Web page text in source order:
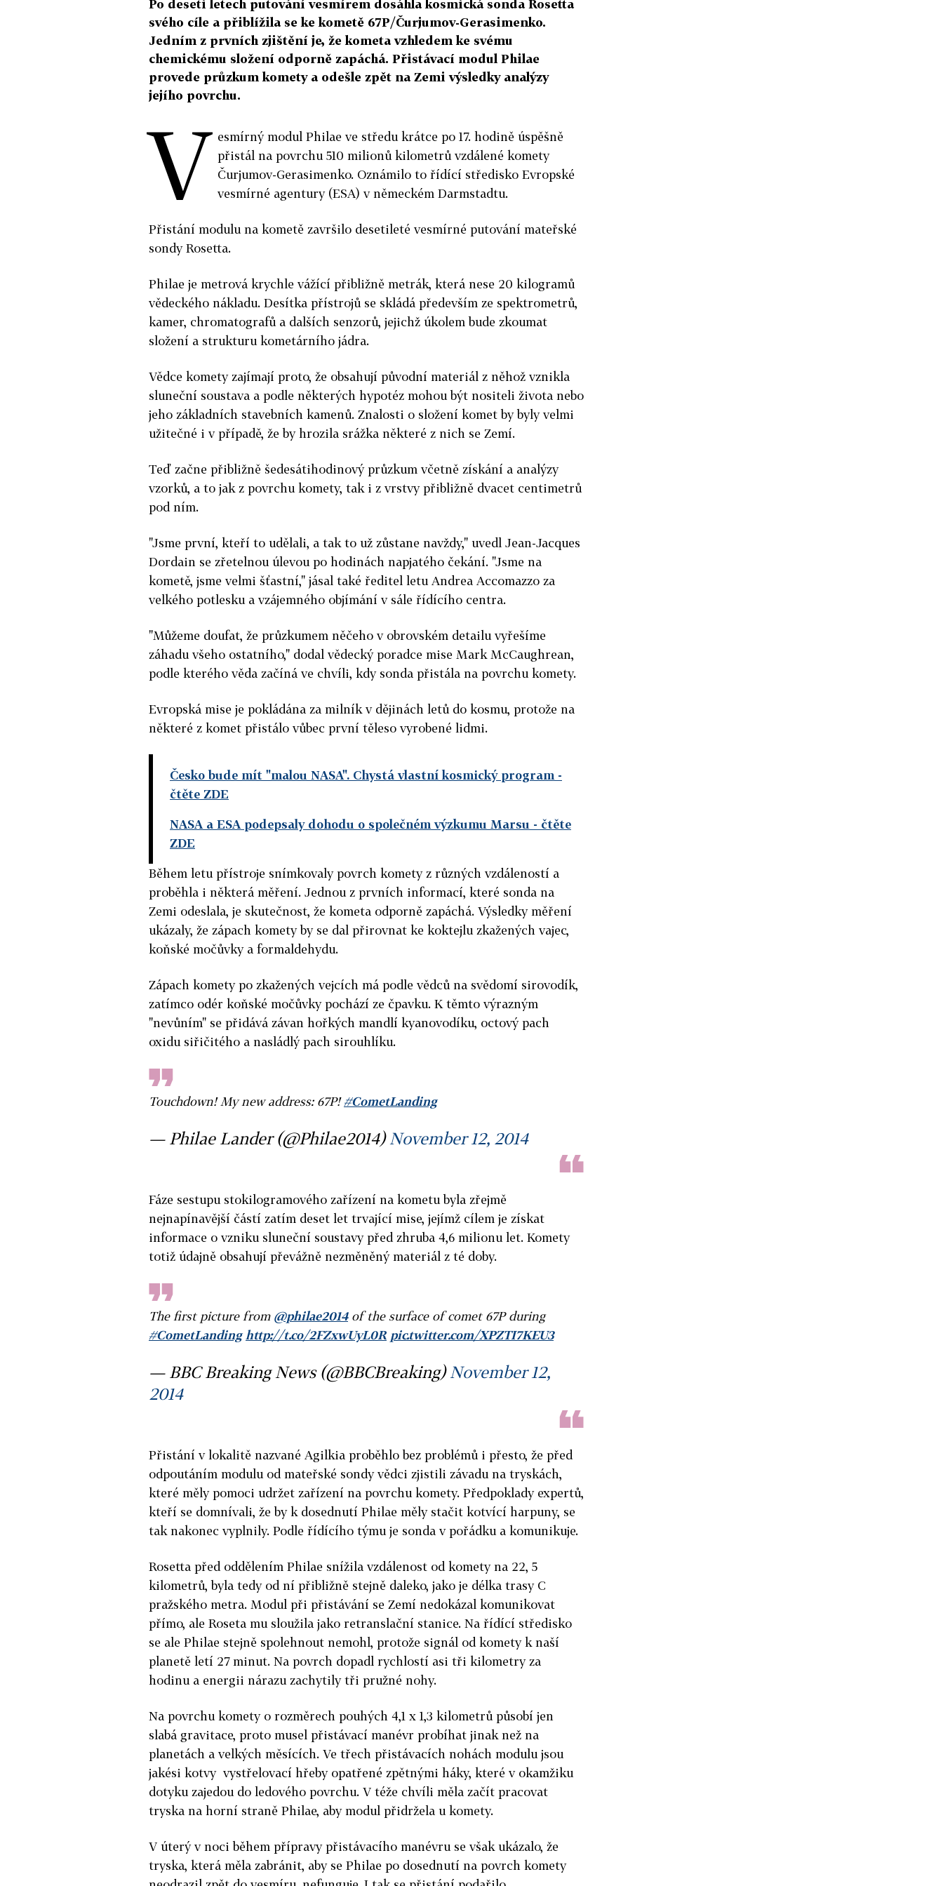
Po deseti letech putování vesmírem dosáhla kosmická sonda Rosetta
svého cíle a přiblížila se ke kometě 67P/Čurjumov-Gerasimenko.
Jedním z prvních zjištění je, že kometa vzhledem ke svému
chemickému složení odporně zapáchá. Přistávací modul Philae
provede průzkum komety a odešle zpět na Zemi výsledky analýzy
jejího povrchu.
V esmírný modul Philae ve středu krátce po 17. hodině úspěšně
přistál na povrchu 510 milionů kilometrů vzdálené komety
Čurjumov-Gerasimenko. Oznámilo to řídící středisko Evropské
vesmírné agentury (ESA) v německém Darmstadtu.
Přistání modulu na kometě završilo desetileté vesmírné putování mateřské
sondy Rosetta.
Philae je metrová krychle vážící přibližně metrák, která nese 20 kilogramů
vědeckého nákladu. Desítka přístrojů se skládá především ze spektrometrů,
kamer, chromatografů a dalších senzorů, jejichž úkolem bude zkoumat
složení a strukturu kometárního jádra.
Vědce komety zajímají proto, že obsahují původní materiál z něhož vznikla
sluneční soustava a podle některých hypotéz mohou být nositeli života nebo
jeho základních stavebních kamenů. Znalosti o složení komet by byly velmi
užitečné i v případě, že by hrozila srážka některé z nich se Zemí.
Teď začne přibližně šedesátihodinový průzkum včetně získání a analýzy
vzorků, a to jak z povrchu komety, tak i z vrstvy přibližně dvacet centimetrů
pod ním.
"Jsme první, kteří to udělali, a tak to už zůstane navždy," uvedl Jean-Jacques
Dordain se zřetelnou úlevou po hodinách napjatého čekání. "Jsme na
kometě, jsme velmi šťastní," jásal také ředitel letu Andrea Accomazzo za
velkého potlesku a vzájemného objímání v sále řídícího centra.
"Můžeme doufat, že průzkumem něčeho v obrovském detailu vyřešíme
záhadu všeho ostatního," dodal vědecký poradce mise Mark McCaughrean,
podle kterého věda začíná ve chvíli, kdy sonda přistála na povrchu komety.
Evropská mise je pokládána za milník v dějinách letů do kosmu, protože na
některé z komet přistálo vůbec první těleso vyrobené lidmi.
Česko bude mít "malou NASA". Chystá vlastní kosmický program -
čtěte ZDE
NASA a ESA podepsaly dohodu o společném výzkumu Marsu - čtěte
ZDE
Během letu přístroje snímkovaly povrch komety z různých vzdáleností a
proběhla i některá měření. Jednou z prvních informací, které sonda na
Zemi odeslala, je skutečnost, že kometa odporně zapáchá. Výsledky měření
ukázaly, že zápach komety by se dal přirovnat ke koktejlu zkažených vajec,
koňské močůvky a formaldehydu.
Zápach komety po zkažených vejcích má podle vědců na svědomí sirovodík,
zatímco odér koňské močůvky pochází ze čpavku. K těmto výrazným
"nevůním" se přidává závan hořkých mandlí kyanovodíku, octový pach
oxidu siřičitého a nasládlý pach sirouhlíku.
Touchdown! My new address: 67P!#CometLanding
— Philae Lander (@Philae2014) November 12, 2014
Fáze sestupu stokilogramového zařízení na kometu byla zřejmě
nejnapínavější částí zatím deset let trvající mise, jejímž cílem je získat
informace o vzniku sluneční soustavy před zhruba 4,6 milionu let. Komety
totiž údajně obsahují převážně nezměněný materiál z té doby.
The first picture from @philae2014of the surface of comet 67P during
#CometLanding http://t.co/2FZxwUyL0R pic.twitter.com/XPZTI7KEU3
— BBC Breaking News (@BBCBreaking) November 12,
2014
Přistání v lokalitě nazvané Agilkia proběhlo bez problémů i přesto, že před
odpoutáním modulu od mateřské sondy vědci zjistili závadu na tryskách,
které měly pomoci udržet zařízení na povrchu komety. Předpoklady expertů,
kteří se domnívali, že by k dosednutí Philae měly stačit kotvící harpuny, se
tak nakonec vyplnily. Podle řídícího týmu je sonda v pořádku a komunikuje.
Rosetta před oddělením Philae snížila vzdálenost od komety na 22, 5
kilometrů, byla tedy od ní přibližně stejně daleko, jako je délka trasy C
pražského metra. Modul při přistávání se Zemí nedokázal komunikovat
přímo, ale Roseta mu sloužila jako retranslační stanice. Na řídící středisko
se ale Philae stejně spolehnout nemohl, protože signál od komety k naší
planetě letí 27 minut. Na povrch dopadl rychlostí asi tři kilometry za
hodinu a energii nárazu zachytily tři pružné nohy.
Na povrchu komety o rozměrech pouhých 4,1 x 1,3 kilometrů působí jen
slabá gravitace, proto musel přistávací manévr probíhat jinak než na
planetách a velkých měsících. Ve třech přistávacích nohách modulu jsou
jakési kotvy ­ vystřelovací hřeby opatřené zpětnými háky, které v okamžiku
dotyku zajedou do ledového povrchu. V téže chvíli měla začít pracovat
tryska na horní straně Philae, aby modul přidržela u komety.
V úterý v noci během přípravy přistávacího manévru se však ukázalo, že
tryska, která měla zabránit, aby se Philae po dosednutí na povrch komety